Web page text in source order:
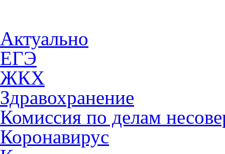
Актуально
ЕГЭ
ЖКХ
Здравохранение
Комиссия по делам
Коронавирус